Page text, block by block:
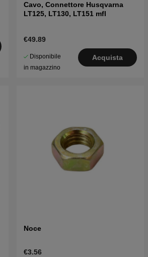
Cavo, Connettore Husqvarna
LT125, LT130, LT151 mfl
€49.89
Disponibile
in magazzino
Acquista
Noce
€3.56